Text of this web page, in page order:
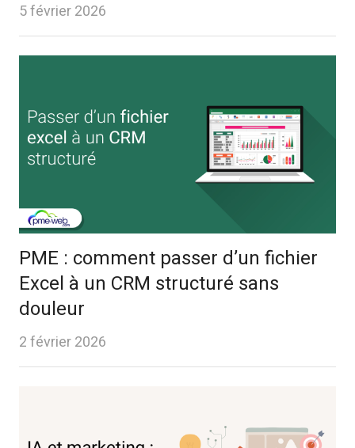
5 février 2026
PME : comment passer d’un fichier
Excel à un CRM structuré sans
douleur
2 février 2026